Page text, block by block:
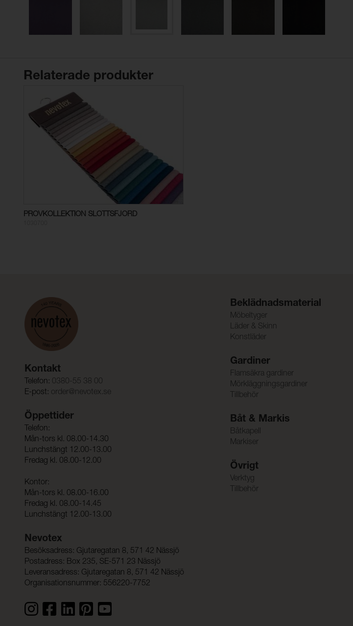
Relaterade produkter
PROVKOLLEKTION SLOTTSFJORD
Kontakt
Telefon: 0380-55 38 00
E-post: order@nevotex.se
Öppettider
Telefon:
Mån-tors kl. 08.00-14.30
Lunchstängt 12.00-13.00
Fredag kl. 08.00-12.00
Kontor:
Mån-tors kl. 08.00-16.00
Fredag kl. 08.00-14.45
Lunchstängt 12.00-13.00
Nevotex
Besöksadress: Gjutaregatan 8, 571 42 Nässjö
Postadress: Box 235, SE-571 23 Nässjö
Leveransadress: Gjutaregatan 8, 571 42 Nässjö
Organisationsnummer: 556220-7752
Beklädnadsmaterial
Möbeltyger
Läder & Skinn
Konstläder
Gardiner
Flamsäkra gardiner
Mörkläggningsgardiner
Tillbehör
Båt & Markis
Båtkapell
Markiser
Övrigt
Verktyg
Tillbehör